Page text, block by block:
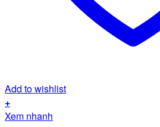
Add to wishlist
+
Xem nhanh